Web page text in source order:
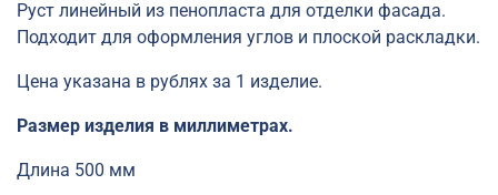
Руст линейный из пенопласта для отделки фасада.
Подходит для оформления углов и плоской раскладки.
Цена указана в рублях за 1 изделие.
Размер изделия в миллиметрах.
Длина 500 мм